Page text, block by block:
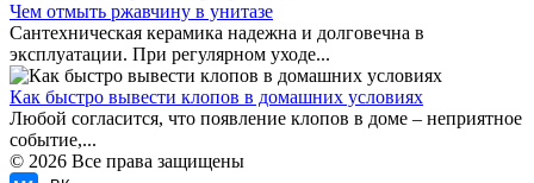
Чем отмыть ржавчину в унитазе
Сантехническая керамика надежна и долговечна в
эксплуатации. При регулярном уходе...
Как быстро вывести клопов в домашних условиях
Любой согласится, что появление клопов в доме – неприятное
событие,...
© 2026 Все права защищены